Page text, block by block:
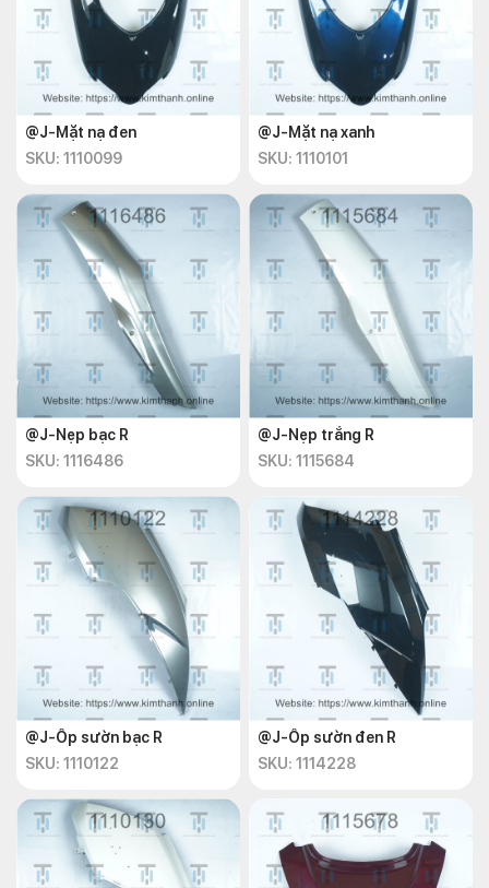
@J-Mặt nạ đen
SKU: 1110099
@J-Mặt nạ xanh
SKU: 1110101
@J-Nẹp bạc R
SKU: 1116486
@J-Nẹp trắng R
SKU: 1115684
@J-Ốp sườn bạc R
SKU: 1110122
@J-Ốp sườn đen R
SKU: 1114228